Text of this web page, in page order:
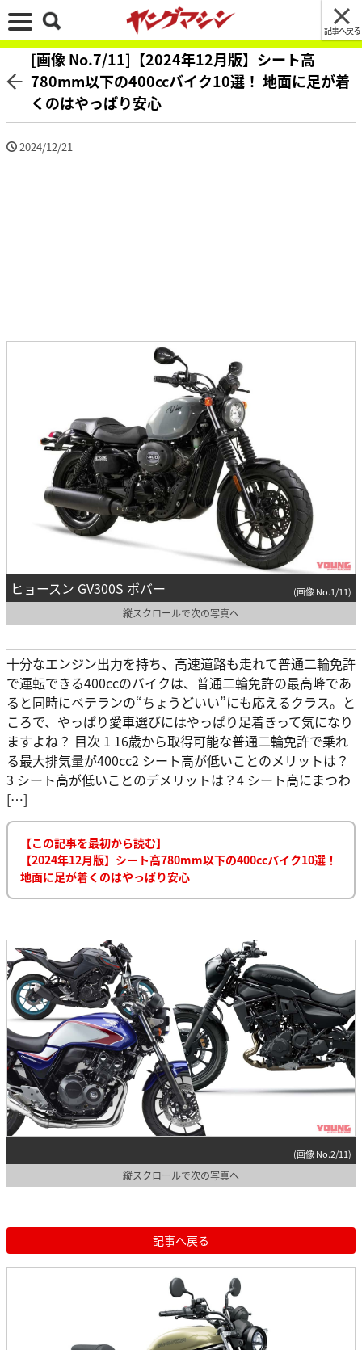
記事へ戻る
[画像 No.7/11]【2024年12月版】シート高
780mm以下の400ccバイク10選！ 地面に足が着
くのはやっぱり安心
2024/12/21
ヒョースン GV300S ボバー (画像 No.1/11)
縦スクロールで次の写真へ
十分なエンジン出力を持ち、高速道路も走れて普通二輪免許
で運転できる400ccのバイクは、普通二輪免許の最高峰であ
ると同時にベテランの“ちょうどいい”にも応えるクラス。と
ころで、やっぱり愛車選びにはやっぱり足着きって気になり
ますよね？ 目次 1 16歳から取得可能な普通二輪免許で乗れ
る最大排気量が400cc2 シート高が低いことのメリットは？
3 シート高が低いことのデメリットは？4 シート高にまつわ
[…]
【この記事を最初から読む】
【2024年12月版】シート高780mm以下の400ccバイク10選！
地面に足が着くのはやっぱり安心
(画像 No.2/11)
縦スクロールで次の写真へ
記事へ戻る